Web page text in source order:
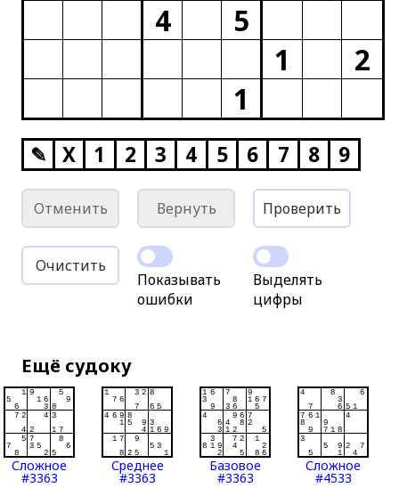
4
5
1
2
1
✎ X 1 2 3 4 5 6 7 8 9
Отменить Вернуть Проверить
Очистить
Показывать
ошибки
Выделять
цифры
Ещё судоку
Сложное
#3363
Среднее
#3363
Базовое
#3363
Сложное
#4533